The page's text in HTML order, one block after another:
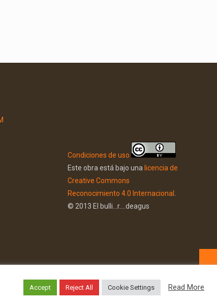
Condiciones de uso
Este obra está bajo una licencia de
Creative Commons
Reconocimiento 4.0 Internacional .
© 2013 El bulli...r....deagus
Accept Reject All Cookie Settings Read More